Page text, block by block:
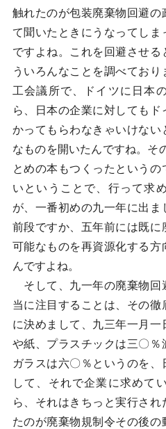
触れたのが包装廃棄物回避
て聞いたときにうなってし
ですよね。これを回避させ
ういろんなことを調べてお
工会議所で、ドイツに日本
ら、日本の企業に対しても
かってもらわなきゃいけな
なものを開いたんですね。そ
とめの本もつくったという
いということで、行って求
が、一番初めの九一年に出
前段ですか、五年前には既に
可能なものを再資源化する方
んですよね。
そして、九一年の廃棄物回
当に注目することは、その
に決めまして、九三年一月
や紙、プラスチックは三〇％
ガラスは六〇％というのを
して、それで企業に求めて
ら、それはきちっと実行され
たのが廃棄物規制令その後